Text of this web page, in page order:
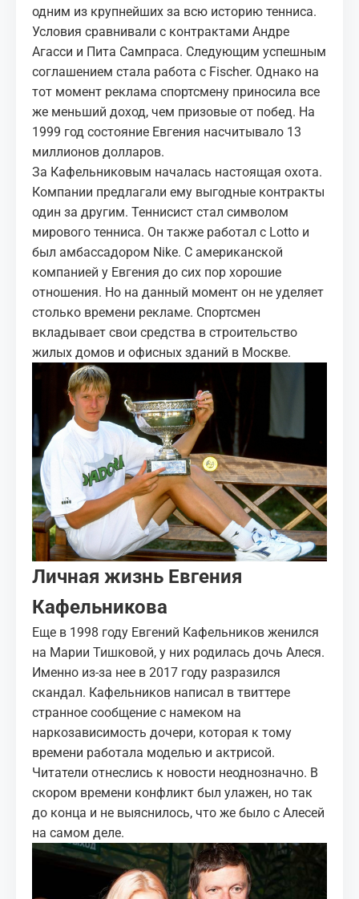
одним из крупнейших за всю историю тенниса.
Условия сравнивали с контрактами Андре
Агасси и Пита Сампраса. Следующим успешным
соглашением стала работа с Fischer. Однако на
тот момент реклама спортсмену приносила все
же меньший доход, чем призовые от побед. На
1999 год состояние Евгения насчитывало 13
миллионов долларов.
За Кафельниковым началась настоящая охота.
Компании предлагали ему выгодные контракты
один за другим. Теннисист стал символом
мирового тенниса. Он также работал с Lotto и
был амбассадором Nike. С американской
компанией у Евгения до сих пор хорошие
отношения. Но на данный момент он не уделяет
столько времени рекламе. Спортсмен
вкладывает свои средства в строительство
жилых домов и офисных зданий в Москве.
Личная жизнь Евгения
Кафельникова
Еще в 1998 году Евгений Кафельников женился
на Марии Тишковой, у них родилась дочь Алеся.
Именно из-за нее в 2017 году разразился
скандал. Кафельников написал в твиттере
странное сообщение с намеком на
наркозависимость дочери, которая к тому
времени работала моделью и актрисой.
Читатели отнеслись к новости неоднозначно. В
скором времени конфликт был улажен, но так
до конца и не выяснилось, что же было с Алесей
на самом деле.